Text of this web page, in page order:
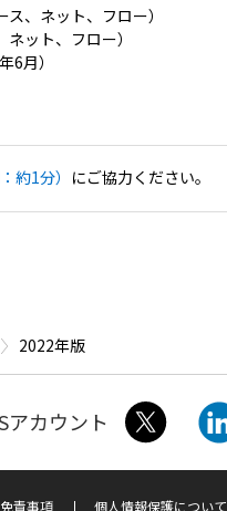
、ネット、フロー）
ット、フロー）
6月）
約1分） にご協力ください。
2022年版
アカウント
責事項 個人情報保護について